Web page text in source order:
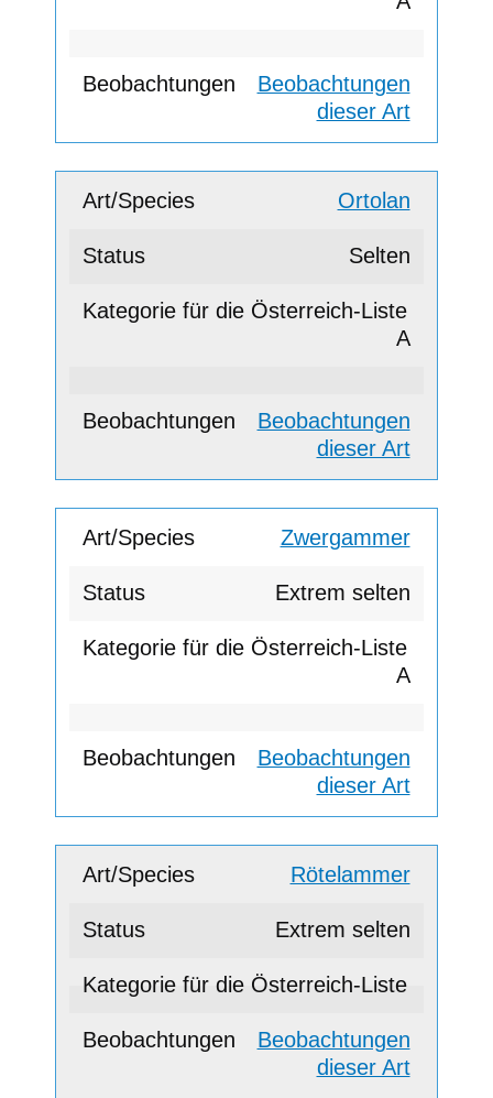
Beobachtungen
dieser Art
Ortolan
Selten
A
Beobachtungen
dieser Art
Zwergammer
Extrem selten
A
Beobachtungen
dieser Art
Rötelammer
Extrem selten
Beobachtungen
dieser Art